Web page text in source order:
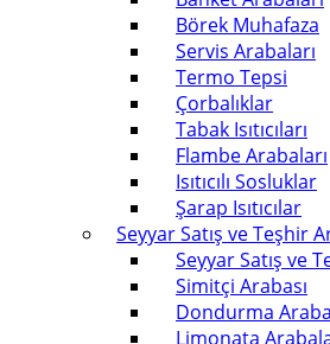
Börek Muhafaza
Servis Arabaları
Termo Tepsi
Çorbalıklar
Tabak Isıtıcıları
Flambe Arabaları
Isıtıcılı Sosluklar
Şarap Isıtıcılar
Seyyar Satış ve Teşhir
Seyyar Satış ve
Simitçi Arabası
Dondurma
Limonata